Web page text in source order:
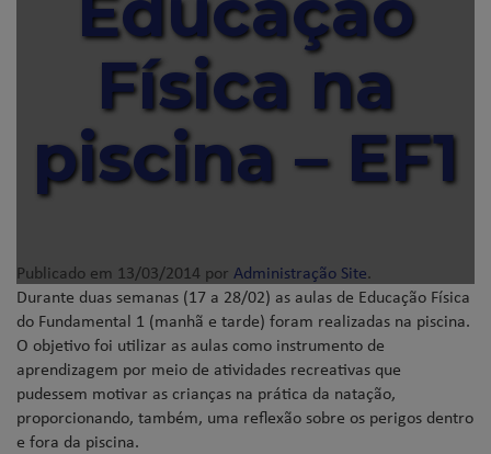
Física na
piscina – EF1
Publicado em 13/03/2014 por Administração Site.
Durante duas semanas (17 a 28/02) as aulas de Educação Física
do Fundamental 1 (manhã e tarde) foram realizadas na piscina.
O objetivo foi utilizar as aulas como instrumento de
aprendizagem por meio de atividades recreativas que
pudessem motivar as crianças na prática da natação,
proporcionando, também, uma reflexão sobre os perigos dentro
e fora da piscina.